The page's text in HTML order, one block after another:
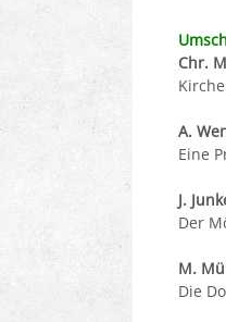
Chr.
A.
Eine
J.
Der
M.
Die